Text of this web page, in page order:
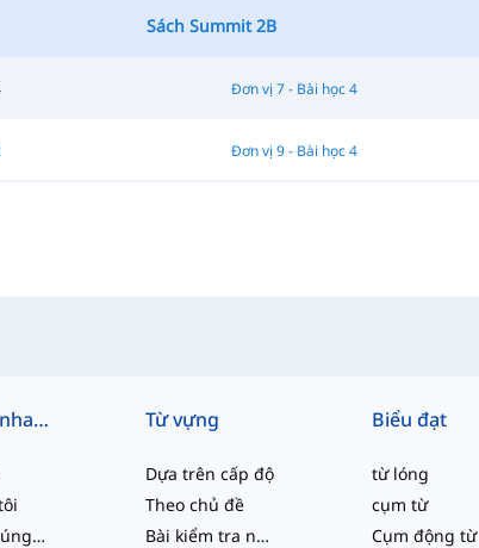
Sách Summit 2B
Đơn vị 7 - Bài học 4
Đơn vị 9 - Bài học 4
Truy cập nhanh
Liên hệ chúng tôi
Từ vựng
Dựa trên cấp độ
Theo chủ đề
Bài kiểm tra năng lực
Biểu đạt
từ lóng
cụm từ
Cụm động từ